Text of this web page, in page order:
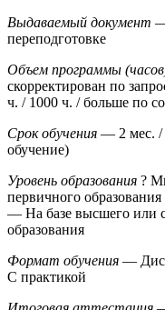
Выдаваемый документ
переподготовке
Объем программы
скорректирован по
ч. / 1000 ч. / больше по
Срок обучения — 2 мес. /
обучение)
Уровень образования ?
первичного
— На базе высшего или
образования
Формат обучения —
С практикой